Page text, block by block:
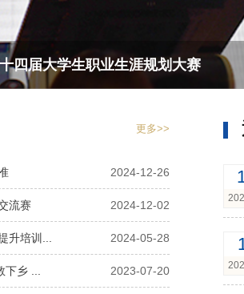
四届大学生职业生涯规划大赛
更多>>
2024-12-26
流赛 2024-12-02
升培训... 2024-05-28
乡 ... 2023-07-20